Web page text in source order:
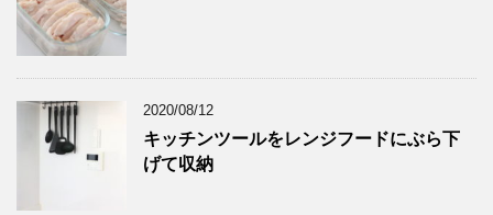
2020/08/12
キッチンツールをレンジフードにぶら下
げて収納